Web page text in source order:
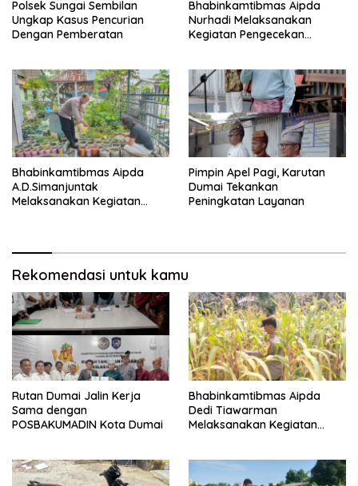
Polsek Sungai Sembilan
Ungkap Kasus Pencurian
Dengan Pemberatan
Bhabinkamtibmas Aipda
Nurhadi Melaksanakan
Kegiatan Pengecekan
Jagung Pipil
Bhabinkamtibmas Aipda
A.D.Simanjuntak
Melaksanakan Kegiatan
Pimpin Apel Pagi, Karutan
Dumai Tekankan
Peningkatan Layanan
Rekomendasi untuk kamu
Rutan Dumai Jalin Kerja
Sama dengan
POSBAKUMADIN Kota Dumai
Bhabinkamtibmas Aipda
Dedi Tiawarman
Melaksanakan Kegiatan